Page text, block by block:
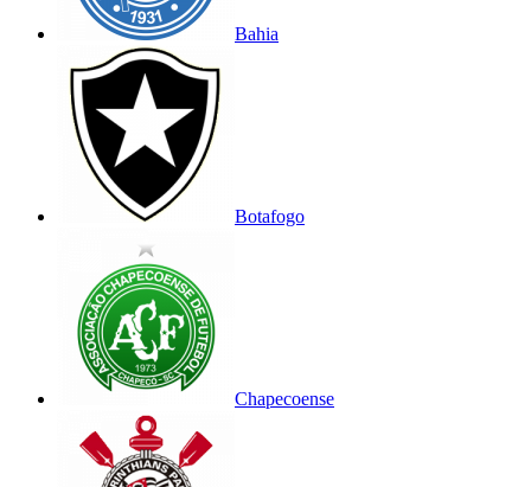
Bahia
Botafogo
Chapecoense